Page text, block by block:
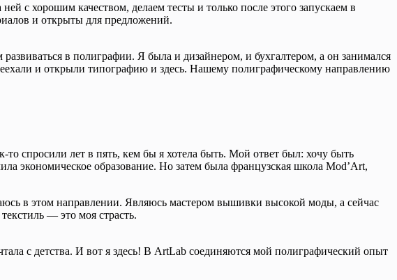
с хорошим качеством, делаем тесты и только после этого запускаем в
и открыты для предложений.
в полиграфии. Я была и дизайнером, и бухгалтером, а он занимался
и открыли типографию и здесь. Нашему полиграфическому направлению
спросили лет в пять, кем бы я хотела быть. Мой ответ был: хочу быть
экономическое образование. Но затем была французская школа Mod’Art,
в этом направлении. Являюсь мастером вышивки высокой моды, а сейчас
— это моя страсть.
с детства. И вот я здесь! В ArtLab соединяются мой полиграфический опыт